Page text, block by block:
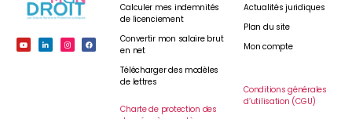
Calculer mes indemnités
de licenciement
Convertir mon salaire brut
en net
Télécharger des modèles
de lettres
Charte de protection des
Actualités juridiques
Plan du site
Mon compte
Conditions générales
d’utilisation (CGU)